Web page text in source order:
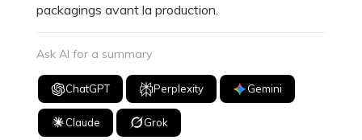
packagings avant la production.
Ask AI for a summary
ChatGPT Perplexity Gemini
Claude Grok